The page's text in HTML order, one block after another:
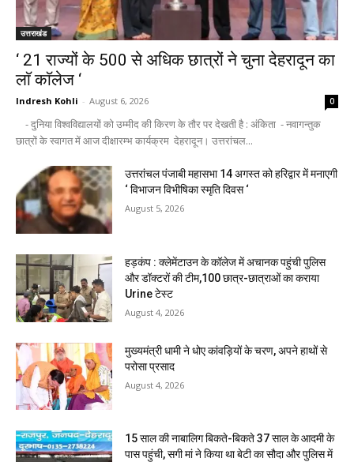
उत्तराखंड
‘ 21 राज्यों के 500 से अधिक छात्रों ने चुना देहरादून का
लाॅ काॅलेज ‘
Indresh Kohli - August 6, 2026 0
- दुनिया विश्वविद्यालयों को उम्मीद की किरण के तौर पर देखती है : अंकिता - नवागन्तुक
छात्रों के स्वागत में आज दीक्षारम्भ कार्यक्रम देहरादून। उत्तरांचल...
उत्तरांचल पंजाबी महासभा 14 अगस्त को हरिद्वार में मनाएगी
‘ विभाजन विभीषिका स्मृति दिवस ‘
August 5, 2026
हड़कंप : क्लेमेंटाउन के कॉलेज में अचानक पहुंची पुलिस
और डॉक्टरों की टीम,100 छात्र-छात्राओं का कराया
Urine टेस्ट
August 4, 2026
मुख्यमंत्री धामी ने धोए कांवड़ियों के चरण, अपने हाथों से
परोसा प्रसाद
August 4, 2026
15 साल की नाबालिग बिकते-बिकते 37 साल के आदमी के
पास पहुंची, सगी मां ने किया था बेटी का सौदा और पुलिस में